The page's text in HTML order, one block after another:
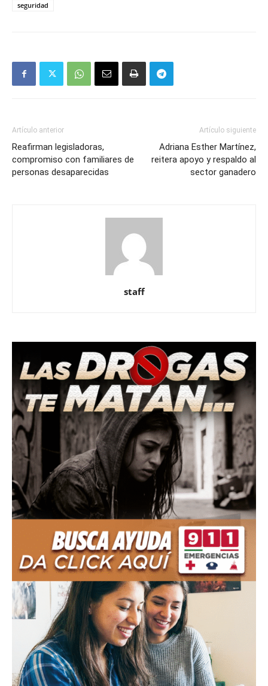
seguridad
Artículo anterior
Reafirman legisladoras,
compromiso con familiares de
personas desaparecidas
Artículo siguiente
Adriana Esther Martínez,
reitera apoyo y respaldo al
sector ganadero
staff